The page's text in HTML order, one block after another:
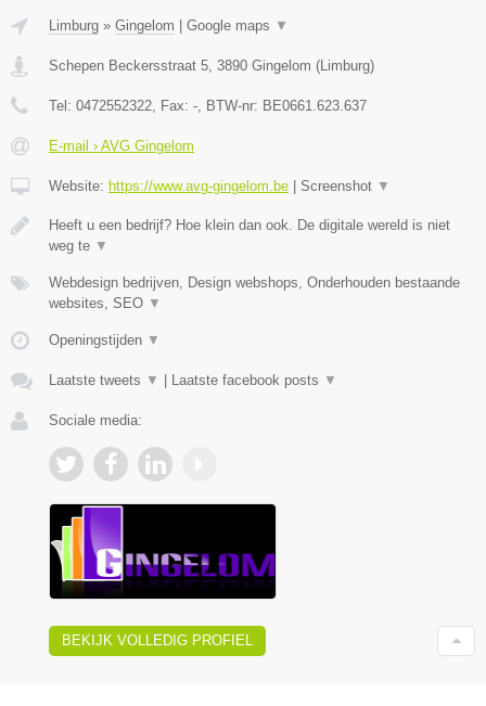
Limburg » Gingelom Google maps ▼
Schepen Beckersstraat 5, 3890 Gingelom (Limburg)
Tel: 0472552322, Fax: -, BTW-nr: BE0661.623.637
E-mail › AVG Gingelom
Website: https://www.avg-gingelom.be Screenshot ▼
Heeft u een bedrijf? Hoe klein dan ook. De digitale wereld is niet
weg te ▼
Webdesign bedrijven, Design webshops, Onderhouden bestaande
websites, SEO ▼
Openingstijden ▼
Laatste tweets ▼ Laatste facebook posts ▼
Sociale media:
BEKIJK VOLLEDIG PROFIEL